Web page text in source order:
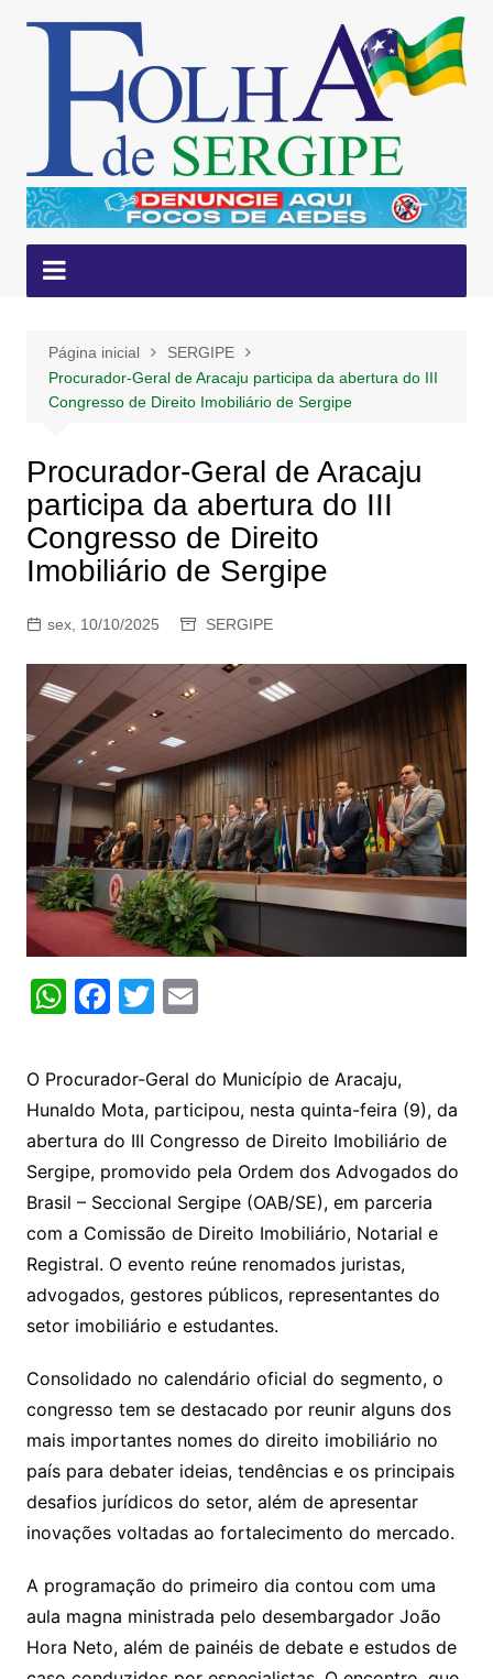
conteúdo
Página inicial
SERGIPE
Procurador-Geral de Aracaju participa da abertura do III
Congresso de Direito Imobiliário de Sergipe
Procurador-Geral de Aracaju
participa da abertura do III
Congresso de Direito
Imobiliário de Sergipe
sex, 10/10/2025 SERGIPE
W
at
s
A
p
p
F
c
e
b
o
o
k
T
itt
er
E
ai
l
O Procurador-Geral do Município de Aracaju,
Hunaldo Mota, participou, nesta quinta-feira (9), da
abertura do III Congresso de Direito Imobiliário de
Sergipe, promovido pela Ordem dos Advogados do
Brasil – Seccional Sergipe (OAB/SE), em parceria
com a Comissão de Direito Imobiliário, Notarial e
Registral. O evento reúne renomados juristas,
advogados, gestores públicos, representantes do
setor imobiliário e estudantes.
Consolidado no calendário oficial do segmento, o
congresso tem se destacado por reunir alguns dos
mais importantes nomes do direito imobiliário no
país para debater ideias, tendências e os principais
desafios jurídicos do setor, além de apresentar
inovações voltadas ao fortalecimento do mercado.
A programação do primeiro dia contou com uma
aula magna ministrada pelo desembargador João
Hora Neto, além de painéis de debate e estudos de